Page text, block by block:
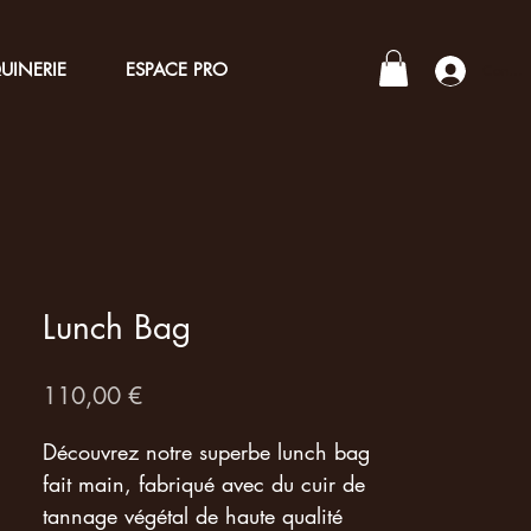
ESPACE PRO
Lunch Bag
110,00 €Prix
Découvrez notre superbe lunch bag
fait main, fabriqué avec du cuir de
tannage végétal de haute qualité